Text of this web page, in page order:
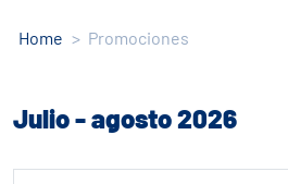
Home > Promociones
Julio - agosto 2026